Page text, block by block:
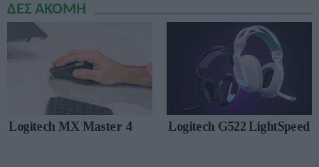
ΔΕΣ ΑΚΟΜΗ
Logitech MX Master 4 Logitech G522 LightSpeed